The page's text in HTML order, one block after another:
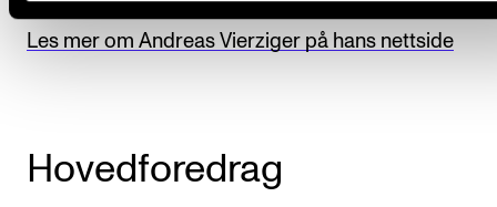
Zürich, København, Budapest, Helsinki og Paris-
Les mer om Andreas Vierziger på hans nettside
Hovedforedrag